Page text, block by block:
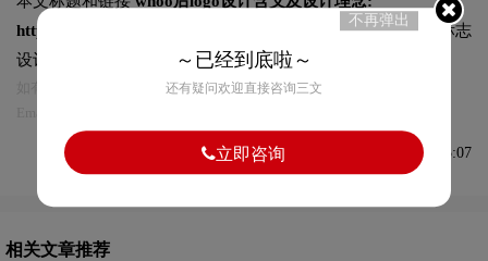
https://logo9.net/works/5364.html
转载时请注明出处为诗宸标志
设计及本链接!
如有内容侵犯您的合法权益，请及时与我们联系
发布于2021-08-20 08:45:07
相关文章推荐
不再弹出
～已经到底啦～
还有疑问欢迎直接咨询三文
立即咨询